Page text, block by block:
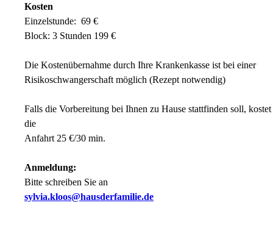
Kosten
Einzelstunde: 69 €
Block: 3 Stunden 199 €
Die Kostenübernahme durch Ihre Krankenkasse ist bei einer
Risikoschwangerschaft möglich (Rezept notwendig)
Falls die Vorbereitung bei Ihnen zu Hause stattfinden soll, kostet
die
Anfahrt 25 €/30 min.
Anmeldung:
Bitte schreiben Sie an
sylvia.kloos@hausderfamilie.de